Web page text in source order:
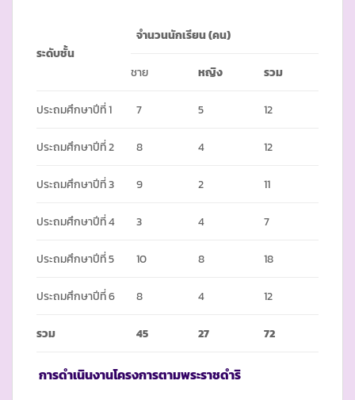
ระดับชั้น
จำนวนนักเรียน (คน)
ชาย หญิง รวม
ประถมศึกษาปีที่ 1 7 5 12
ประถมศึกษาปีที่ 2 8 4 12
ประถมศึกษาปีที่ 3 9 2 11
ประถมศึกษาปีที่ 4 3 4 7
ประถมศึกษาปีที่ 5 10 8 18
ประถมศึกษาปีที่ 6 8 4 12
รวม 45 27 72
การดำเนินงานโครงการตามพระราชดำริ